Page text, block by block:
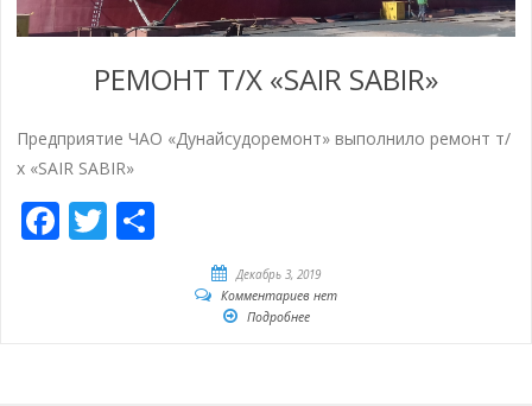
РЕМОНТ Т/Х «SAIR SABIR»
Предприятие ЧАО «Дунайсудоремонт» выполнило ремонт т/
х «SAIR SABIR»
Facebook
Twitter
Декабрь 3, 2019
Комментариев нет
Подробнее